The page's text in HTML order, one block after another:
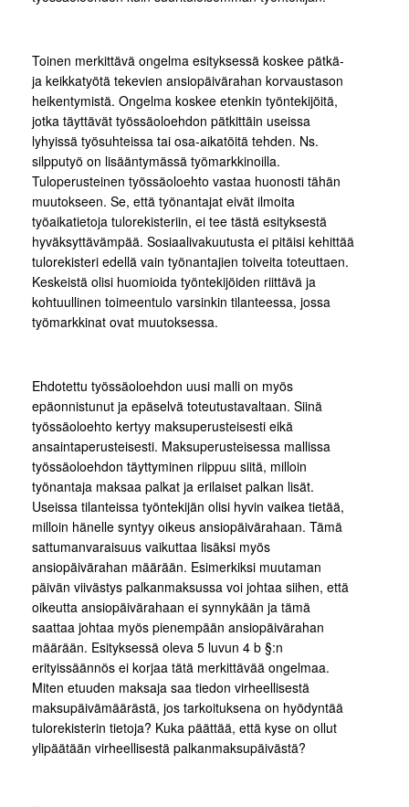
Toinen merkittävä ongelma esityksessä koskee pätkä-
ja keikkatyötä tekevien ansiopäivärahan korvaustason
heikentymistä. Ongelma koskee etenkin työntekijöitä,
jotka täyttävät työssäoloehdon pätkittäin useissa
lyhyissä työsuhteissa tai osa-aikatöitä tehden. Ns.
silpputyö on lisääntymässä työmarkkinoilla.
Tuloperusteinen työssäoloehto vastaa huonosti tähän
muutokseen. Se, että työnantajat eivät ilmoita
työaikatietoja tulorekisteriin, ei tee tästä esityksestä
hyväksyttävämpää. Sosiaalivakuutusta ei pitäisi kehittää
tulorekisteri edellä vain työnantajien toiveita toteuttaen.
Keskeistä olisi huomioida työntekijöiden riittävä ja
kohtuullinen toimeentulo varsinkin tilanteessa, jossa
työmarkkinat ovat muutoksessa.
Ehdotettu työssäoloehdon uusi malli on myös
epäonnistunut ja epäselvä toteutustavaltaan. Siinä
työssäoloehto kertyy maksuperusteisesti eikä
ansaintaperusteisesti. Maksuperusteisessa mallissa
työssäoloehdon täyttyminen riippuu siitä, milloin
työnantaja maksaa palkat ja erilaiset palkan lisät.
Useissa tilanteissa työntekijän olisi hyvin vaikea tietää,
milloin hänelle syntyy oikeus ansiopäivärahaan. Tämä
sattumanvaraisuus vaikuttaa lisäksi myös
ansiopäivärahan määrään. Esimerkiksi muutaman
päivän viivästys palkanmaksussa voi johtaa siihen, että
oikeutta ansiopäivärahaan ei synnykään ja tämä
saattaa johtaa myös pienempään ansiopäivärahan
määrään. Esityksessä oleva 5 luvun 4 b §:n
erityissäännös ei korjaa tätä merkittävää ongelmaa.
Miten etuuden maksaja saa tiedon virheellisestä
maksupäivämäärästä, jos tarkoituksena on hyödyntää
tulorekisterin tietoja? Kuka päättää, että kyse on ollut
ylipäätään virheellisestä palkanmaksupäivästä?